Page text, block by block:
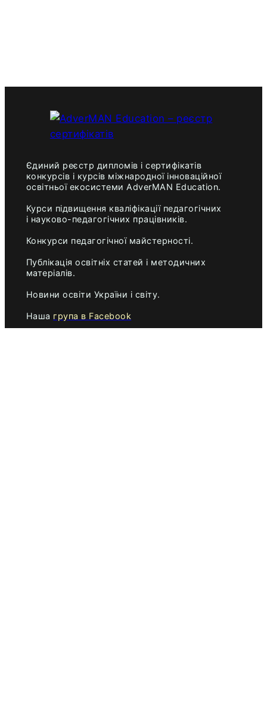
Єдиний реєстр дипломів і сертифікатів
конкурсів і курсів міжнародної інноваційної
освітньої екосистеми AdverMAN Education.
Курси підвищення кваліфікації педагогічних
і науково-педагогічних працівників.
Конкурси педагогічної майстерності.
Публікація освітніх статей і методичних
матеріалів.
Новини освіти України і світу.
Наша група в Facebook